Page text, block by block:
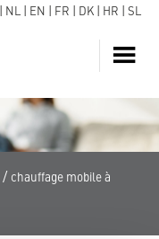
NL EN FR DK HR SL
/ chauffage mobile à